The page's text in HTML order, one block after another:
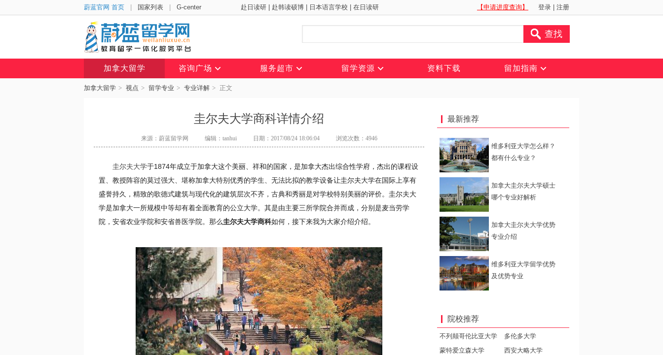
蔚蓝官网 首页 国家列表 G-center 赴日读研 赴韩读硕博 日本语言学校 在日读研 登录 注册
【申请进度查询】
查找
加拿大留学 咨询广场 服务超市 留学资源 资料下载 留加指南
加拿大留学 > 视点 > 留学专业 > 专业详解 > 正文
圭尔夫大学商科详情介绍
来源：蔚蓝留学网 编辑：tanhui 日期：2017/08/24 18:06:04 浏览次数：4946
圭尔夫大学于1874年成立于加拿大这个美丽、祥和的国家，是加拿大杰出综合性学府，杰出的课程设
置、教授阵容的莫过强大、堪称加拿大特别优秀的学生、无法比拟的教学设备让圭尔夫大学在国际上享有
盛誉持久，精致的歌德式建筑与现代化的建筑层次不齐，古典和秀丽是对学校特别美丽的评价。圭尔夫大
学是加拿大一所规模中等却有着全面教育的公立大学。其是由主要三所学院合并而成，分别是麦当劳学
院，安省农业学院和安省兽医学院。那么圭尔夫大学商科如何，接下来我为大家介绍介绍。
最新推荐
维多利亚大学怎么样？
都有什么专业？
加拿大圭尔夫大学硕士
哪个专业好解析
加拿大圭尔夫大学优势
专业介绍
维多利亚大学留学优势
及优势专业
院校推荐
不列颠哥伦比亚大学
多伦多大学
蒙特爱立森大学
西安大略大学